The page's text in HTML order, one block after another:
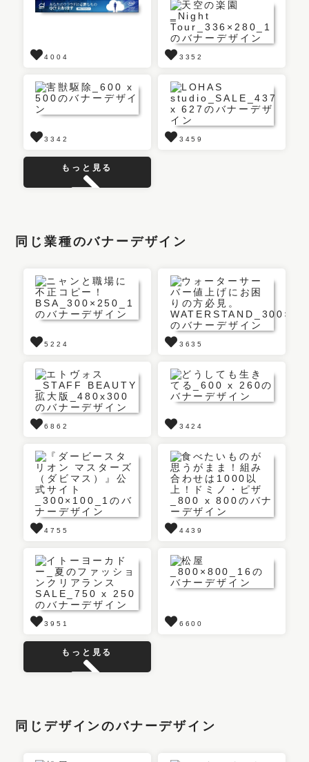
4004 3352
3342 3459
もっと見る
同じ業種のバナーデザイン
5224 3635
6862 3424
4755 4439
3951 6600
もっと見る
同じデザインのバナーデザイン